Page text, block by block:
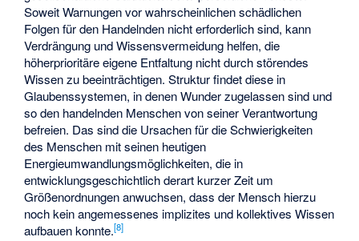
Soweit Warnungen vor wahrscheinlichen schädlichen
Folgen für den Handelnden nicht erforderlich sind, kann
Verdrängung und Wissensvermeidung helfen, die
höherprioritäre eigene Entfaltung nicht durch störendes
Wissen zu beeinträchtigen. Struktur findet diese in
Glaubenssystemen, in denen Wunder zugelassen sind und
so den handelnden Menschen von seiner Verantwortung
befreien. Das sind die Ursachen für die Schwierigkeiten
des Menschen mit seinen heutigen
Energieumwandlungsmöglichkeiten, die in
entwicklungsgeschichtlich derart kurzer Zeit um
Größenordnungen anwuchsen, dass der Mensch hierzu
noch kein angemessenes implizites undkollektives Wissen
aufbauen konnte.[8]